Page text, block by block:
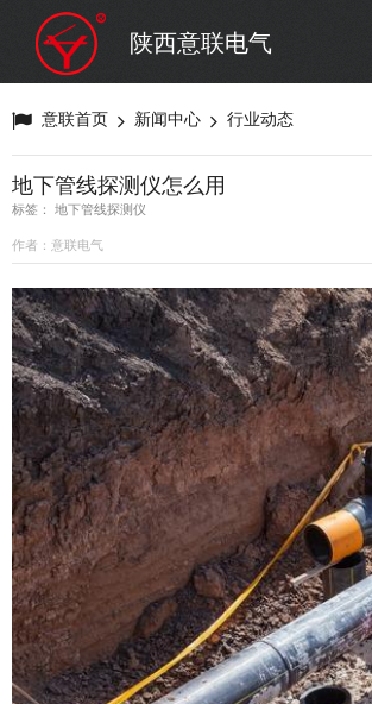
陕西意联电气
意联首页 新闻中心 行业动态
地下管线探测仪怎么用
标签： 地下管线探测仪
作者：意联电气